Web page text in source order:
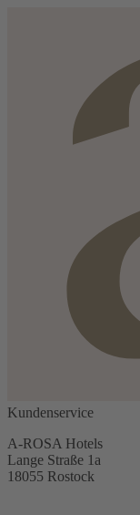
Kundenservice
A-ROSA Hotels
Lange Straße 1a
18055 Rostock